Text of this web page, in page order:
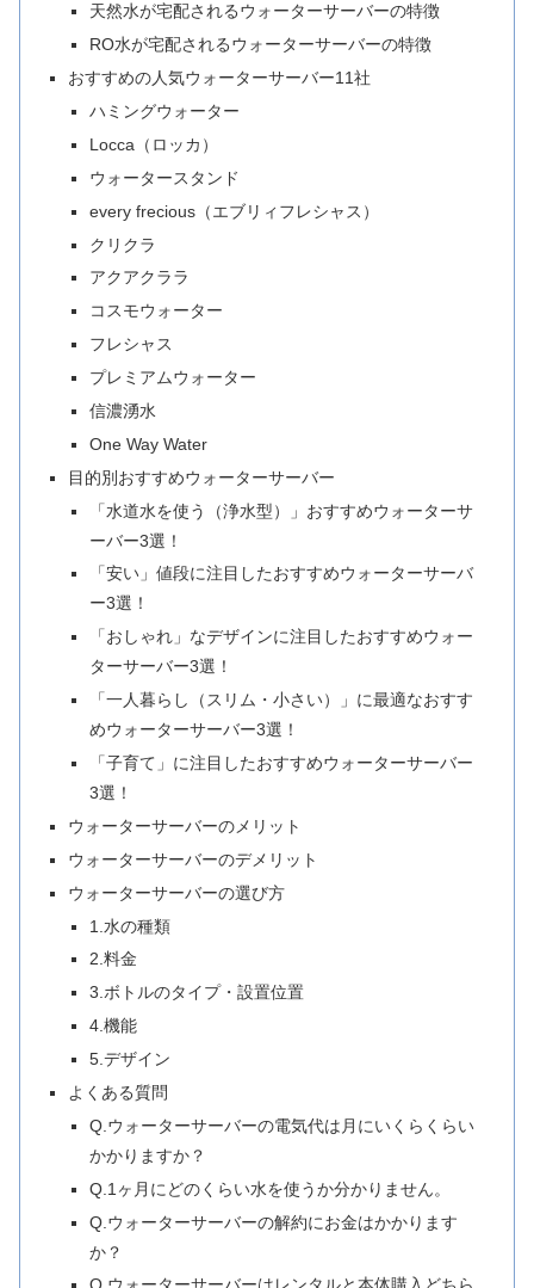
天然水が宅配されるウォーターサーバーの特徴
RO水が宅配されるウォーターサーバーの特徴
おすすめの人気ウォーターサーバー11社
ハミングウォーター
Locca（ロッカ）
ウォータースタンド
every frecious（エブリィフレシャス）
クリクラ
アクアクララ
コスモウォーター
フレシャス
プレミアムウォーター
信濃湧水
One Way Water
目的別おすすめウォーターサーバー
「水道水を使う（浄水型）」おすすめウォーターサ
ーバー3選！
「安い」値段に注目したおすすめウォーターサーバ
ー3選！
「おしゃれ」なデザインに注目したおすすめウォー
ターサーバー3選！
「一人暮らし（スリム・小さい）」に最適なおすす
めウォーターサーバー3選！
「子育て」に注目したおすすめウォーターサーバー
3選！
ウォーターサーバーのメリット
ウォーターサーバーのデメリット
ウォーターサーバーの選び方
1.水の種類
2.料金
3.ボトルのタイプ・設置位置
4.機能
5.デザイン
よくある質問
Q.ウォーターサーバーの電気代は月にいくらくらい
かかりますか？
Q.1ヶ月にどのくらい水を使うか分かりません。
Q.ウォーターサーバーの解約にお金はかかります
か？